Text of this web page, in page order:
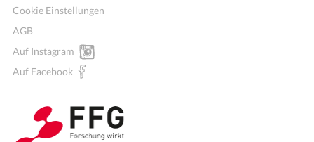
Cookie Einstellungen
AGB
Auf Instagram
Auf Facebook